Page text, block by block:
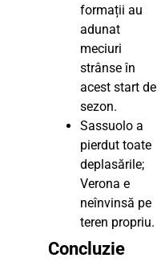
formații au
adunat
meciuri
strânse în
acest start de
sezon.
Sassuolo a
pierdut toate
deplasările;
Verona e
neînvinsă pe
teren propriu.
Concluzie